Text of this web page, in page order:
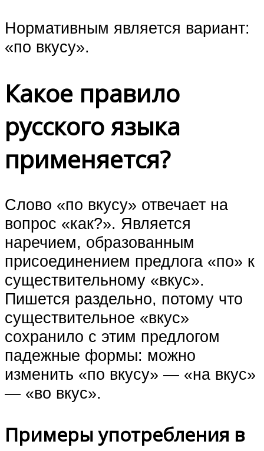
Нормативным является вариант:
«по вкусу».
Какое правило
русского языка
применяется?
Слово «по вкусу» отвечает на
вопрос «как?». Является
наречием, образованным
присоединением предлога «по» к
существительному «вкус».
Пишется раздельно, потому что
существительное «вкус»
сохранило с этим предлогом
падежные формы: можно
изменить «по вкусу» — «на вкус»
— «во вкус».
Примеры употребления в